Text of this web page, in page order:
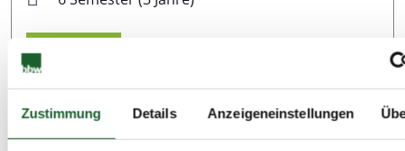
Zustimmung Details Anzeigeneinstellungen
Plätze verfügbar
Merkzettel
PDF